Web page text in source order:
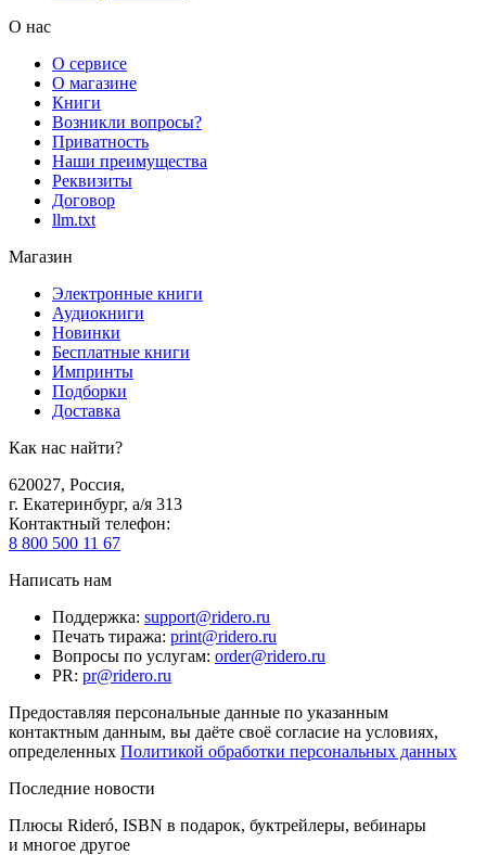
О нас
О сервисе
О магазине
Книги
Возникли вопросы?
Приватность
Наши преимущества
Реквизиты
Договор
llm.txt
Магазин
Электронные книги
Аудиокниги
Новинки
Бесплатные книги
Импринты
Подборки
Доставка
Как нас найти?
620027, Россия,
г. Екатеринбург, а/я 313
Контактный телефон:
8 800 500 11 67
Написать нам
Поддержка: support@ridero.ru
Печать тиража: print@ridero.ru
Вопросы по услугам: order@ridero.ru
PR: pr@ridero.ru
Предоставляя персональные данные по указанным
контактным данным, вы даёте своё согласие на условиях,
определенных Политикой обработки персональных данных
Последние новости
Плюсы Rideró, ISBN в подарок, буктрейлеры, вебинары
и многое другое